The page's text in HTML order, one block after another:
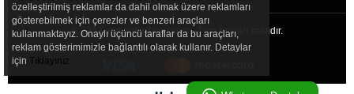
© 2022 sersanhirdavat.com - Tüm hakları saklıdır.
özelleştirilmiş reklamlar da dahil olmak üzere reklamları
gösterebilmek için çerezler ve benzeri araçları
kullanmaktayız. Onaylı üçüncü taraflar da bu araçları,
reklam gösterimimizle bağlantılı olarak kullanır. Detaylar
için Tıklayınız